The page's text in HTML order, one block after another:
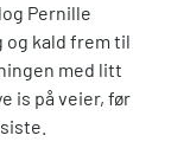
Pernille
og kald frem til
med litt
is på veier, før